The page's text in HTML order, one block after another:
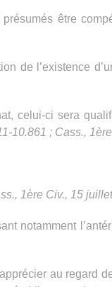
être
de l’existence
celui-ci sera
10.861 ; Cass.,
1ère Civ., 15
notamment
au regard